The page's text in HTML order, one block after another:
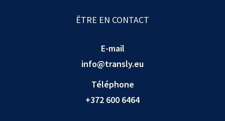
ÊTRE EN CONTACT
E-mail
info@transly.eu
Téléphone
+372 600 6464